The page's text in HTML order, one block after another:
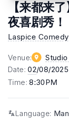
【来都来
夜喜剧秀！
Laspice
Venue: Studio
Date:02/08/2025
Time:8:30PM
Language: